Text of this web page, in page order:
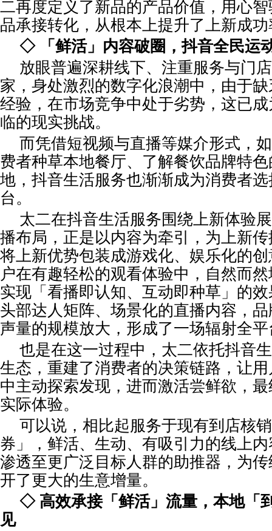
二再度定义了新品的产品价值，用心
品承接转化，从根本上提升了上新成
◇ 「鲜活」内容破圈，抖音全民运
放眼普遍深耕线下、注重服务与门
家，身处激烈的数字化浪潮中，由于
经验，在市场竞争中处于劣势，这已
临的现实挑战。
而凭借短视频与直播等媒介形式，
费者种草本地餐厅、了解餐饮品牌特
地，抖音生活服务也渐渐成为消费者
台。
太二在抖音生活服务围绕上新体验
播布局，正是以内容为牵引，为上新
将上新优势包装成游戏化、娱乐化的
户在有趣轻松的观看体验中，自然而
实现「看播即认知、互动即种草」的
头部达人矩阵、场景化的直播内容，
声量的规模放大，形成了一场辐射全
也是在这一过程中，太二依托抖音
生态，重建了消费者的决策链路，让
中主动探索发现，进而激活尝鲜欲，
实际体验。
可以说，相比起服务于现有到店核
券」，鲜活、生动、有吸引力的线上
渗透至更广泛目标人群的助推器，为
开了更大的生意增量。
◇ 高效承接「鲜活」流量，本地「
见